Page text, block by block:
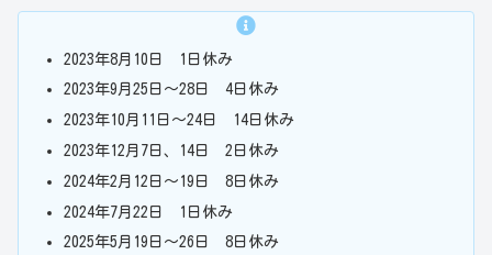
2023年8月10日 1日休み
2023年9月25日〜28日 4日休み
2023年10月11日〜24日 14日休み
2023年12月7日、14日 2日休み
2024年2月12日～19日 8日休み
2024年7月22日 1日休み
2025年5月19日～26日 8日休み